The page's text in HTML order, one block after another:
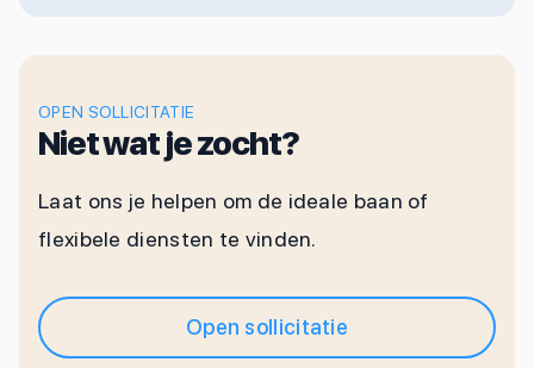
OPEN SOLLICITATIE
Niet wat je zocht?
Laat ons je helpen om de ideale baan of
flexibele diensten te vinden.
Open sollicitatie